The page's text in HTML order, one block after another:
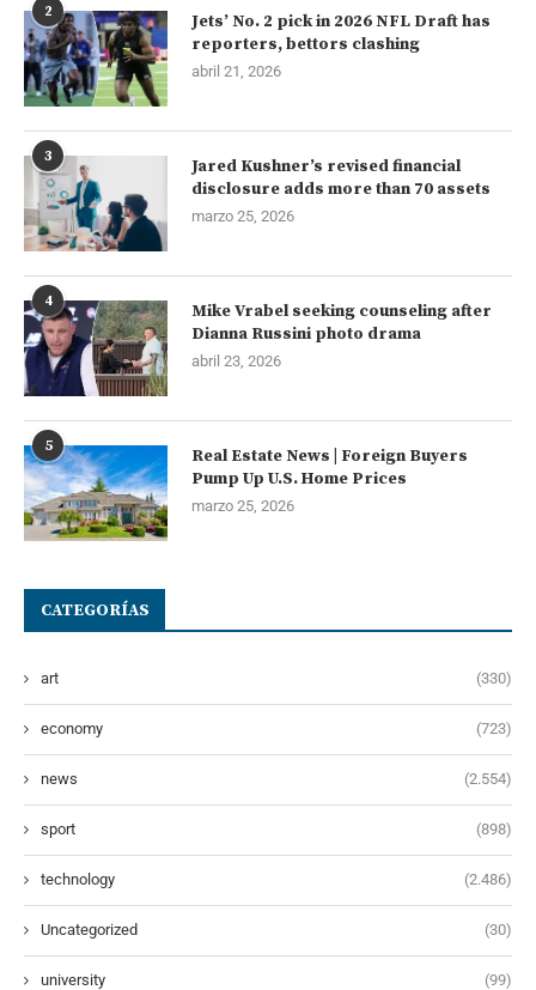
2
Jets’ No. 2 pick in 2026 NFL Draft has
reporters, bettors clashing
abril 21, 2026
3
Jared Kushner’s revised financial
disclosure adds more than 70 assets
marzo 25, 2026
4
Mike Vrabel seeking counseling after
Dianna Russini photo drama
abril 23, 2026
5
Real Estate News | Foreign Buyers
Pump Up U.S. Home Prices
marzo 25, 2026
CATEGORÍAS
art (330)
economy (723)
news (2.554)
sport (898)
technology (2.486)
Uncategorized (30)
university (99)